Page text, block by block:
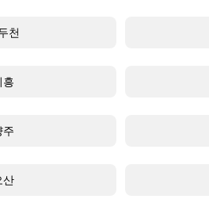
천
흥
주
산